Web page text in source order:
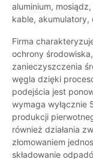
aluminium,
kable, akumulatory,
Firma
ochrony
zanieczyszczenia
węgla dzięki
podejścia jest
wymaga wyłącznie
produkcji
również działania
złomowaniem
składowanie